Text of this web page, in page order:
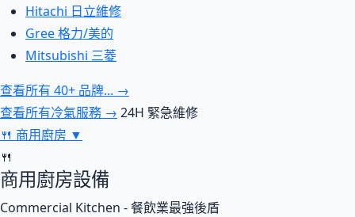
Hitachi 日立維修
Gree 格力/美的
Mitsubishi 三菱
查看所有 40+ 品牌... →
查看所有冷氣服務 → 24H 緊急維修
🍴 商用廚房 ▼
🍴
商用廚房設備
Commercial Kitchen - 餐飲業最強後盾